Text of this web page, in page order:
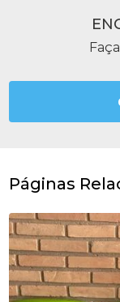
Páginas